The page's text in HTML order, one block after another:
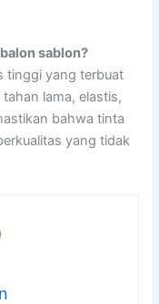
sablon?
tinggi yang terbuat
lama, elastis,
bahwa tinta
yang tidak